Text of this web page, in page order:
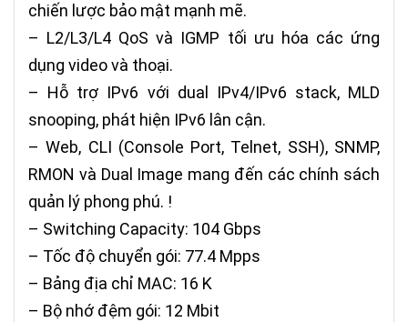
chiến lược bảo mật mạnh mẽ.
– L2/L3/L4 QoS và IGMP tối ưu hóa các ứng
dụng video và thoại.
– Hỗ trợ IPv6 với dual IPv4/IPv6 stack, MLD
snooping, phát hiện IPv6 lân cận.
– Web, CLI (Console Port, Telnet, SSH), SNMP,
RMON và Dual Image mang đến các chính sách
quản lý phong phú. !
– Switching Capacity: 104 Gbps
– Tốc độ chuyển gói: 77.4 Mpps
– Bảng địa chỉ MAC: 16 K
– Bộ nhớ đệm gói: 12 Mbit